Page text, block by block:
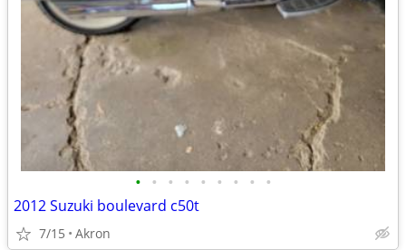
• • • • • • • • •
2012 Suzuki boulevard c50t
7/15 Akron